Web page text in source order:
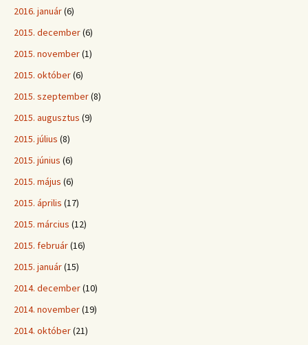
2016. január(6)
2015. december(6)
2015. november(1)
2015. október(6)
2015. szeptember(8)
2015. augusztus (9)
2015. július (8)
2015. június (6)
2015. május (6)
2015. április (17)
2015. március (12)
2015. február(16)
2015. január(15)
2014. december(10)
2014. november(19)
2014. október(21)